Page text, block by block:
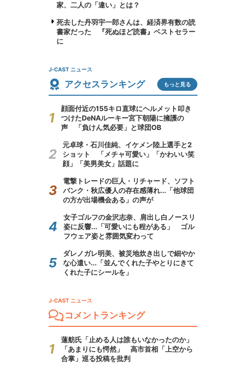
家、二人の「違い」とは？
死去した丹羽宇一郎さんは、経済界有数の読
書家だった 『死ぬほど読書』ベストセラー
に
J-CAST ニュース
アクセスランキング もっと見る
顔面付近の155キロ直球にヘルメット叩き
つけたDeNAルーキー宮下朝陽に擁護の
声 「負けん気必要」と球団OB
元卓球・石川佳純、イケメン陸上選手と2
ショット 「メチャ可愛い」「かわいい笑
顔」「美男美女」話題に
電撃トレードの巨人・リチャード、ソフト
バンク・秋広優人の存在感薄れ...「他球団
の方が出場機会ある」の声が
女子ゴルフの金沢志奈、肩出し白ノースリ
姿に反響...「可愛いにも程がある」 ゴル
フウェア姿と雰囲気変わって
ダレノガレ明美、被災地炊き出しで細やか
な心遣い...「並んでくれた子やとりにきて
くれた子にシールを」
J-CAST ニュース
コメントランキング
蓮舫氏「止める人は誰もいなかったのか」
「あまりにも愕然」 高市首相「上空から
合掌」巡る投稿を批判